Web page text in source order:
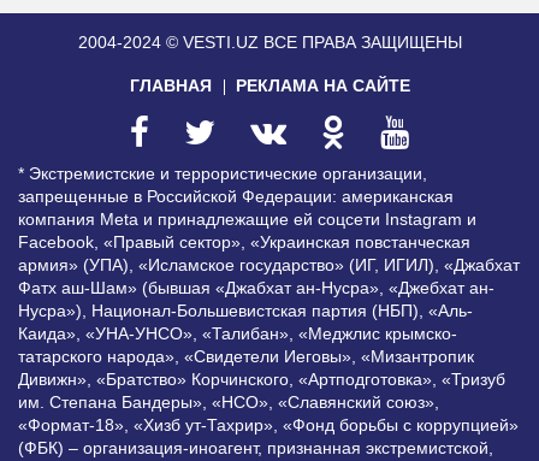
2004-2024 © VESTI.UZ ВСЕ ПРАВА ЗАЩИЩЕНЫ
ГЛАВНАЯ РЕКЛАМА НА САЙТЕ
* Экстремистские и террористические организации,
запрещенные в Российской Федерации: американская
компания Meta и принадлежащие ей соцсети Instagram и
Facebook, «Правый сектор», «Украинская повстанческая
армия» (УПА), «Исламское государство» (ИГ, ИГИЛ), «Джабхат
Фатх аш-Шам» (бывшая «Джабхат ан-Нусра», «Джебхат ан-
Нусра»), Национал-Большевистская партия (НБП), «Аль-
Каида», «УНА-УНСО», «Талибан», «Меджлис крымско-
татарского народа», «Свидетели Иеговы», «Мизантропик
Дивижн», «Братство» Корчинского, «Артподготовка», «Тризуб
им. Степана Бандеры», «НСО», «Славянский союз»,
«Формат-18», «Хизб ут-Тахрир», «Фонд борьбы с коррупцией»
(ФБК) – организация-иноагент, признанная экстремистской,